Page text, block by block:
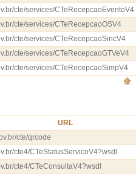
cte/services/CTeRecepcaoEventoV4
cte/services/CTeRecepcaoOSV4
cte/services/CTeRecepcaoSincV4
cte/services/CTeRecepcaoGTVeV4
cte/services/CTeRecepcaoSimpV4
URL
cte/qrcode
cte4/CTeStatusServicoV4?wsdl
cte4/CTeConsultaV4?wsdl